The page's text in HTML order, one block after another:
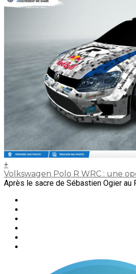
+
Volkswagen Polo R WRC : une
Après le sacre de Sébastien Ogier au